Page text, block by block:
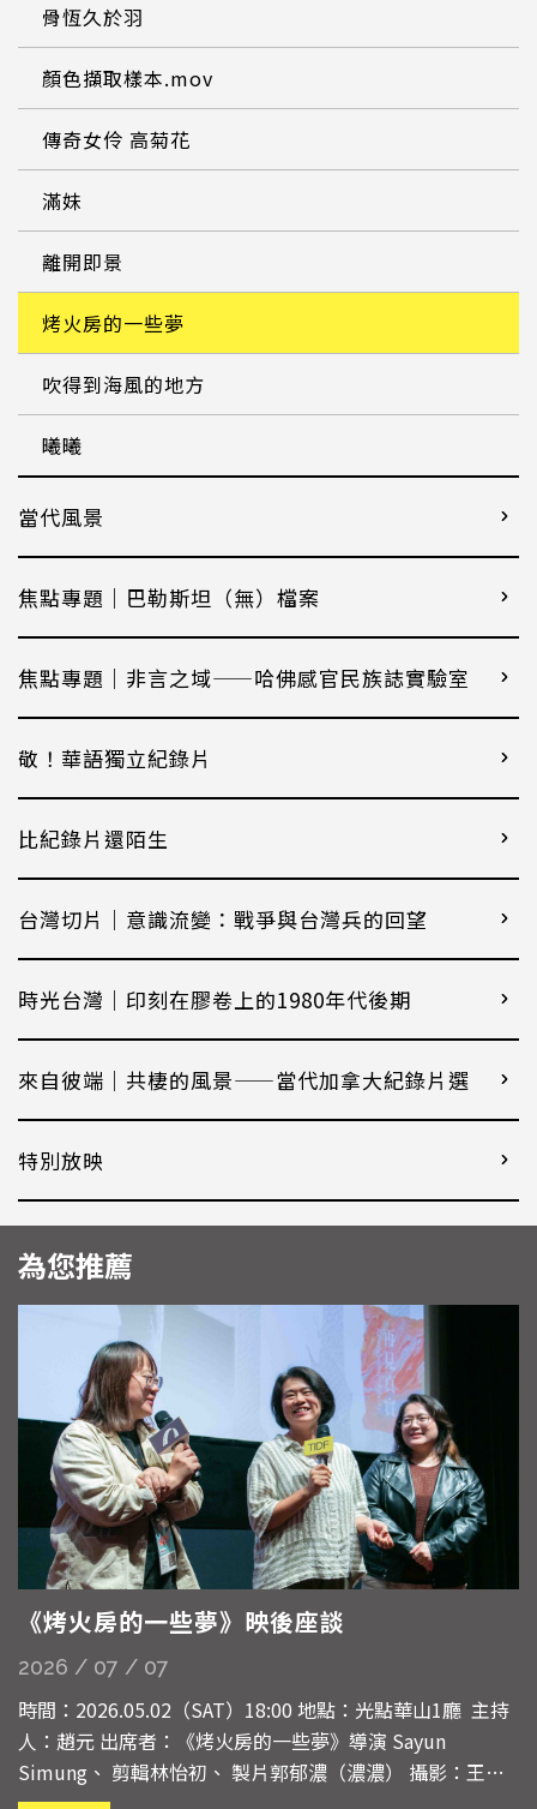
骨恆久於羽
顏色擷取樣本.mov
傳奇女伶 高菊花
滿妹
離開即景
烤火房的一些夢
吹得到海風的地方
曦曦
當代風景
焦點專題｜巴勒斯坦（無）檔案
焦點專題｜非言之域——哈佛感官民族誌實驗室
敬！華語獨立紀錄片
比紀錄片還陌生
台灣切片｜意識流變：戰爭與台灣兵的回望
時光台灣｜印刻在膠卷上的1980年代後期
來自彼端｜共棲的風景——當代加拿大紀錄片選
特別放映
為您推薦
《烤火房的一些夢》映後座談
2026 / 07 / 07
時間：2026.05.02（SAT）18:00 地點：光點華山1廳 主持
人：趙元 出席者：《烤火房的一些夢》導演 Sayun
Simung、 剪輯林怡初、 製片郭郁濃（濃濃） 攝影：王文
玨 主持人 我們這場非常開心能邀請到導演Sayun來到現